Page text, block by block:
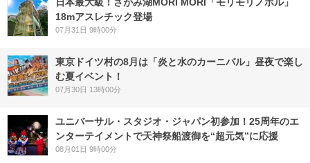
日本最大級！さがみ湖MORI MORI「モリモリノボル」
18mアスレチック登場
07月31日 9時00分
東京ドイツ村の8月は「炎と水のカーニバル」昼夜で楽し
む夏イベント！
07月30日 13時00分
ユニバーサル・スタジオ・ジャパン初参加！25周年のエ
ンターテイメントで天神祭船渡御を“超元気”に応援
08月01日 9時00分